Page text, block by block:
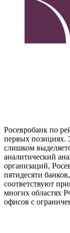
Росевробанк по
первых позициях.
слишком
аналитический
организаций,
пятидесяти
соответствуют
многих областях
офисов с